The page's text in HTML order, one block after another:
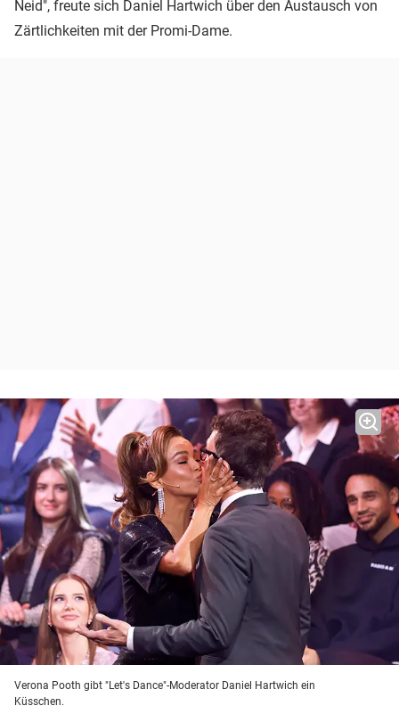
Neid", freute sich Daniel Hartwich über den Austausch von
Zärtlichkeiten mit der Promi-Dame.
Verona Pooth gibt "Let's Dance"-Moderator Daniel Hartwich ein
Küsschen.